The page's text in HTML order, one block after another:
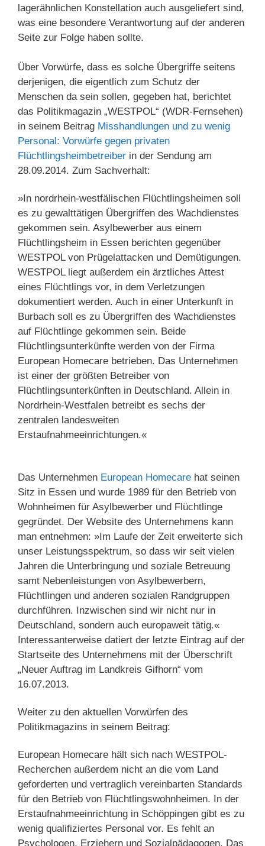
lagerähnlichen Konstellation auch ausgeliefert sind,
was eine besondere Verantwortung auf der anderen
Seite zur Folge haben sollte.
Über Vorwürfe, dass es solche Übergriffe seitens
derjenigen, die eigentlich zum Schutz der
Menschen da sein sollen, gegeben hat, berichtet
das Politikmagazin „WESTPOL“ (WDR-Fernsehen)
in seinem Beitrag Misshandlungen und zu wenig
Personal: Vorwürfe gegen privaten
Flüchtlingsheimbetreiber in der Sendung am
28.09.2014. Zum Sachverhalt:
»In nordrhein-westfälischen Flüchtlingsheimen soll
es zu gewalttätigen Übergriffen des Wachdienstes
gekommen sein. Asylbewerber aus einem
Flüchtlingsheim in Essen berichten gegenüber
WESTPOL von Prügelattacken und Demütigungen.
WESTPOL liegt außerdem ein ärztliches Attest
eines Flüchtlings vor, in dem Verletzungen
dokumentiert werden. Auch in einer Unterkunft in
Burbach soll es zu Übergriffen des Wachdienstes
auf Flüchtlinge gekommen sein. Beide
Flüchtlingsunterkünfte werden von der Firma
European Homecare betrieben. Das Unternehmen
ist einer der größten Betreiber von
Flüchtlingsunterkünften in Deutschland. Allein in
Nordrhein-Westfalen betreibt es sechs der
zentralen landesweiten
Erstaufnahmeeinrichtungen.«
Das Unternehmen European Homecare hat seinen
Sitz in Essen und wurde 1989 für den Betrieb von
Wohnheimen für Asylbewerber und Flüchtlinge
gegründet. Der Website des Unternehmens kann
man entnehmen: »Im Laufe der Zeit erweiterte sich
unser Leistungsspektrum, so dass wir seit vielen
Jahren die Unterbringung und soziale Betreuung
samt Nebenleistungen von Asylbewerbern,
Flüchtlingen und anderen sozialen Randgruppen
durchführen. Inzwischen sind wir nicht nur in
Deutschland, sondern auch europaweit tätig.«
Interessanterweise datiert der letzte Eintrag auf der
Startseite des Unternehmens mit der Überschrift
„Neuer Auftrag im Landkreis Gifhorn“ vom
16.07.2013.
Weiter zu den aktuellen Vorwürfen des
Politikmagazins in seinem Beitrag:
European Homecare hält sich nach WESTPOL-
Recherchen außerdem nicht an die vom Land
geforderten und vertraglich vereinbarten Standards
für den Betrieb von Flüchtlingswohnheimen. In der
Erstaufnahmeeinrichtung in Schöppingen gibt es zu
wenig qualifiziertes Personal vor. Es fehlt an
Psychologen, Erziehern und Sozialpädagogen. Das